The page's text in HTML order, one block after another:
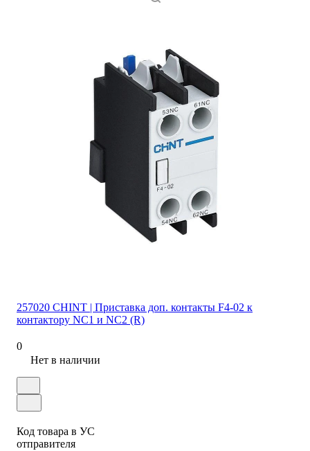
257020 CHINT | Приставка доп. контакты F4-02 к
контактору NC1 и NC2 (R)
0
Нет в наличии
Код товара в УС
отправителя